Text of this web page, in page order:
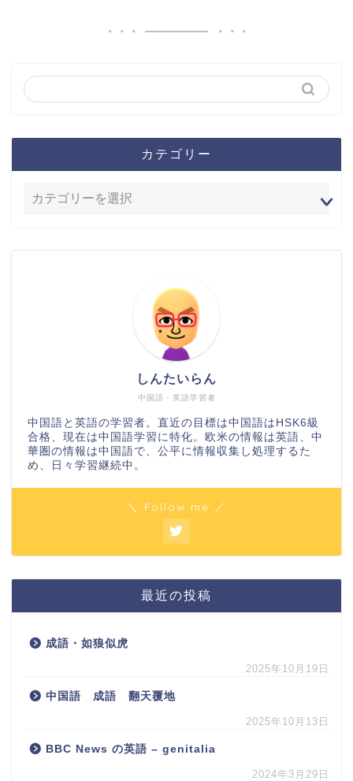
カテゴリー
中国語・英語学習者
しんたいらん
中国語と英語の学習者。直近の目標は中国語はHSK6級
合格、現在は中国語学習に特化。欧米の情報は英語、中
華圏の情報は中国語で、公平に情報収集し処理するた
め、日々学習継続中。
＼ Follow me ／
最近の投稿
成語・如狼似虎
2025年10月19日
中国語 成語 翻天覆地
2025年10月13日
BBC News の英語 – genitalia
2024年3月29日